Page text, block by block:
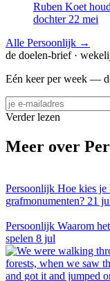
Ruben Koet
dochter 22 mei
Alle Persoonlijk →
de doelen-brief ·
Eén keer per week —
Verder lezen
Meer over
Persoonlijk Hoe kies je
grafmonumenten? 21
Persoonlijk Waarom
spelen 8 jul